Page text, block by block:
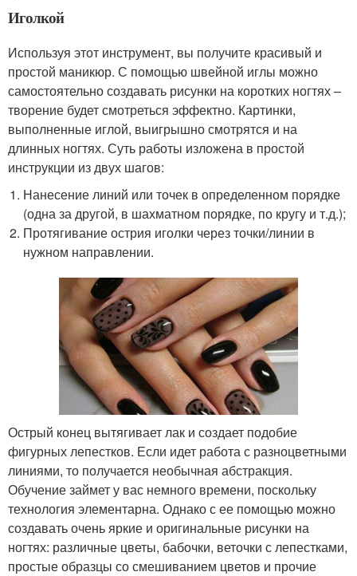
Иголкой
Используя этот инструмент, вы получите красивый и
простой маникюр. С помощью швейной иглы можно
самостоятельно создавать рисунки на коротких ногтях –
творение будет смотреться эффектно. Картинки,
выполненные иглой, выигрышно смотрятся и на
длинных ногтях. Суть работы изложена в простой
инструкции из двух шагов:
Нанесение линий или точек в определенном порядке
(одна за другой, в шахматном порядке, по кругу и т.д.);
Протягивание острия иголки через точки/линии в
нужном направлении.
Острый конец вытягивает лак и создает подобие
фигурных лепестков. Если идет работа с разноцветными
линиями, то получается необычная абстракция.
Обучение займет у вас немного времени, поскольку
технология элементарна. Однако с ее помощью можно
создавать очень яркие и оригинальные рисунки на
ногтях: различные цветы, бабочки, веточки с лепестками,
простые образцы со смешиванием цветов и прочие